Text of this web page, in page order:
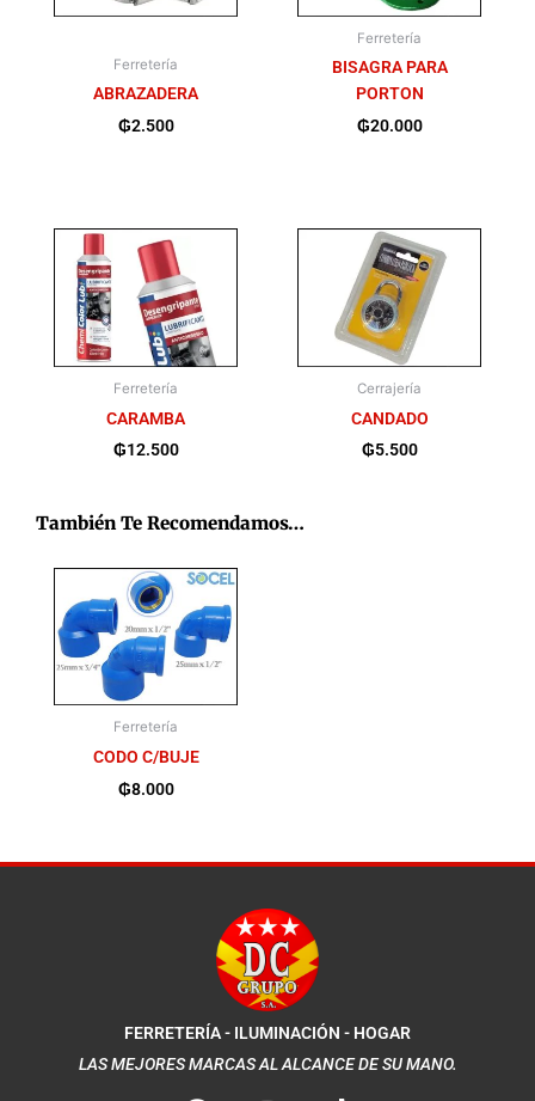
Ferretería
ABRAZADERA
₲2.500
Ferretería
BISAGRA PARA
PORTON
₲20.000
Ferretería
CARAMBA
₲12.500
Cerrajería
CANDADO
₲5.500
También Te Recomendamos…
Ferretería
CODO C/BUJE
₲8.000
FERRETERÍA - ILUMINACIÓN - HOGAR
LAS MEJORES MARCAS AL ALCANCE DE SU MANO.